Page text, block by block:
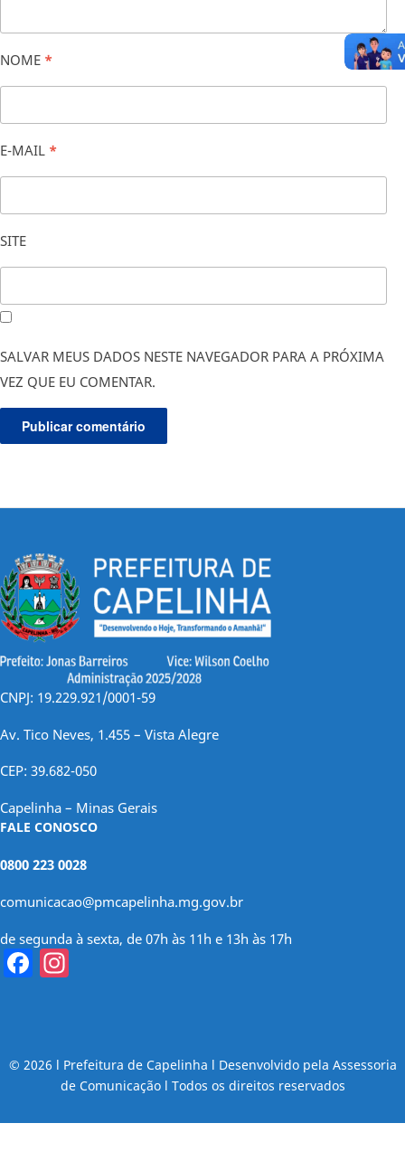
NOME *
E-MAIL *
SITE
SALVAR MEUS DADOS NESTE NAVEGADOR PARA A PRÓXIMA
VEZ QUE EU COMENTAR.
CNPJ: 19.229.921/0001-59
Av. Tico Neves, 1.455 – Vista Alegre
CEP: 39.682-050
Capelinha – Minas Gerais
FALE CONOSCO
0800 223 0028
comunicacao@pmcapelinha.mg.gov.br
de segunda à sexta, de 07h às 11h e 13h às 17h
Facebook
© 2026 l Prefeitura de Capelinha l Desenvolvido pela Assessoria
de Comunicação l Todos os direitos reservados